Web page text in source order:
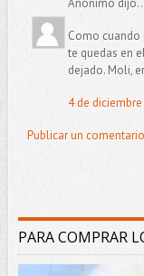
Como cuando
te quedas en
dejado. Moli,
4 de
Publicar un comentario
PARA COMPRAR